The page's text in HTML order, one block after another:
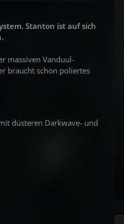
Stanton ist auf sich
massiven Vanduul-
braucht schon poliertes
düsteren Darkwave- und